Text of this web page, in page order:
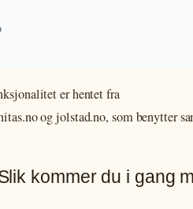
er hentet fra
og jolstad.no, som benytter
kommer du i gang